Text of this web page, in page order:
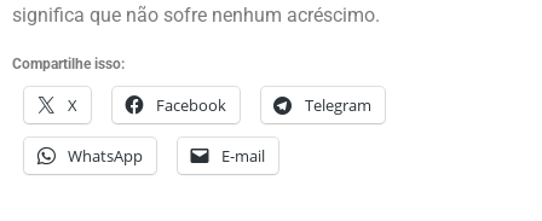
significa que não sofre nenhum acréscimo.
Compartilhe isso:
X Facebook Telegram
WhatsApp E-mail